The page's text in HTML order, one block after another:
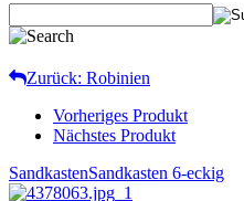
Zurück: Robinien
Vorheriges Produkt
Nächstes Produkt
SandkastenSandkasten 6-eckig